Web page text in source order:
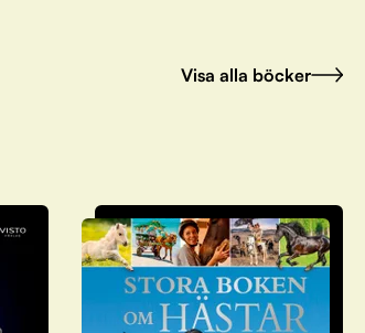
Visa alla böcker